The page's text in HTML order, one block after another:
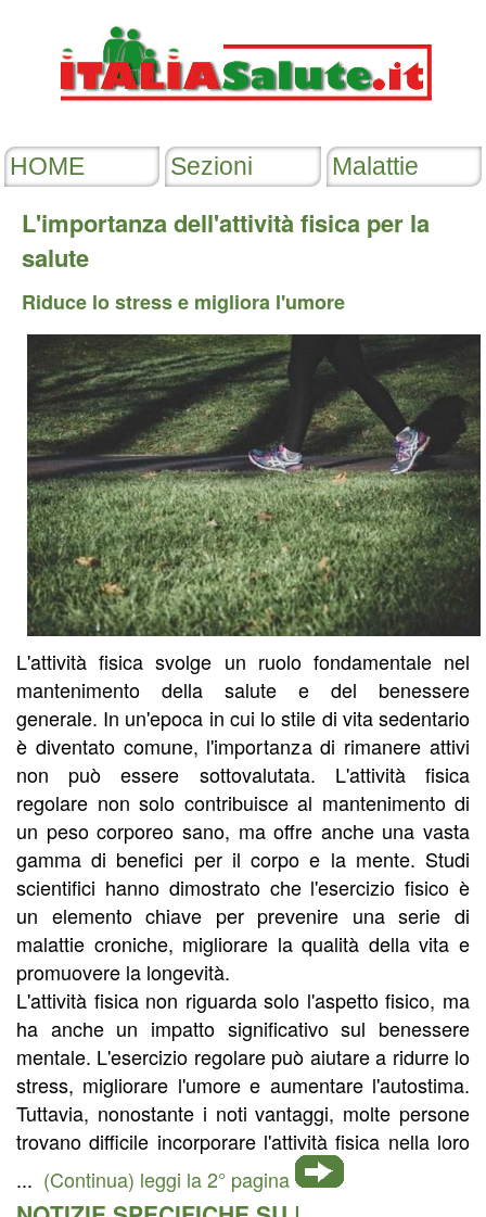
L'importanza dell'attività fisica per la
salute
Riduce lo stress e migliora l'umore
L'attività fisica svolge un ruolo fondamentale nel
mantenimento della salute e del benessere
generale. In un'epoca in cui lo stile di vita sedentario
è diventato comune, l'importanza di rimanere attivi
non può essere sottovalutata. L'attività fisica
regolare non solo contribuisce al mantenimento di
un peso corporeo sano, ma offre anche una vasta
gamma di benefici per il corpo e la mente. Studi
scientifici hanno dimostrato che l'esercizio fisico è
un elemento chiave per prevenire una serie di
malattie croniche, migliorare la qualità della vita e
promuovere la longevità.
L'attività fisica non riguarda solo l'aspetto fisico, ma
ha anche un impatto significativo sul benessere
mentale. L'esercizio regolare può aiutare a ridurre lo
stress, migliorare l'umore e aumentare l'autostima.
Tuttavia, nonostante i noti vantaggi, molte persone
trovano difficile incorporare l'attività fisica nella loro
... (Continua) leggi la 2° pagina